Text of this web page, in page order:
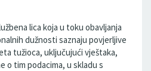
lica koja u toku obavljanja
dužnosti saznaju povjerljive
tužioca, uključujući vještaka,
o tim podacima, u skladu s